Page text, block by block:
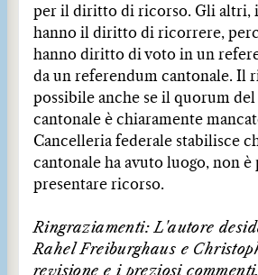
per il diritto di ricorso. Gli altri,
hanno il diritto di ricorrere,
hanno diritto di voto in un
da un referendum cantonale. Il
possibile anche se il quorum
cantonale è chiaramente
Cancelleria federale stabilisce
cantonale ha avuto luogo, non è
presentare ricorso.
Ringraziamenti: L'autore
Rahel Freiburghaus e
revisione e i preziosi commenti.